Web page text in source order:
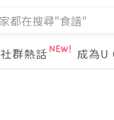
社群熱話 成為